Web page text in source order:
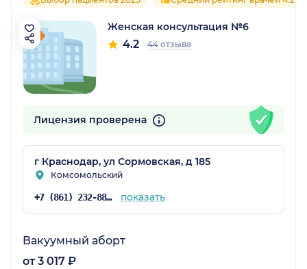
Женская консультация №6
4.2 44 отзыва
Лицензия проверена
г Краснодар, ул Сормовская, д 185
Комсомольский
+7 (861) 232-88-37 показать
Вакуумный аборт
от 3 017 ₽